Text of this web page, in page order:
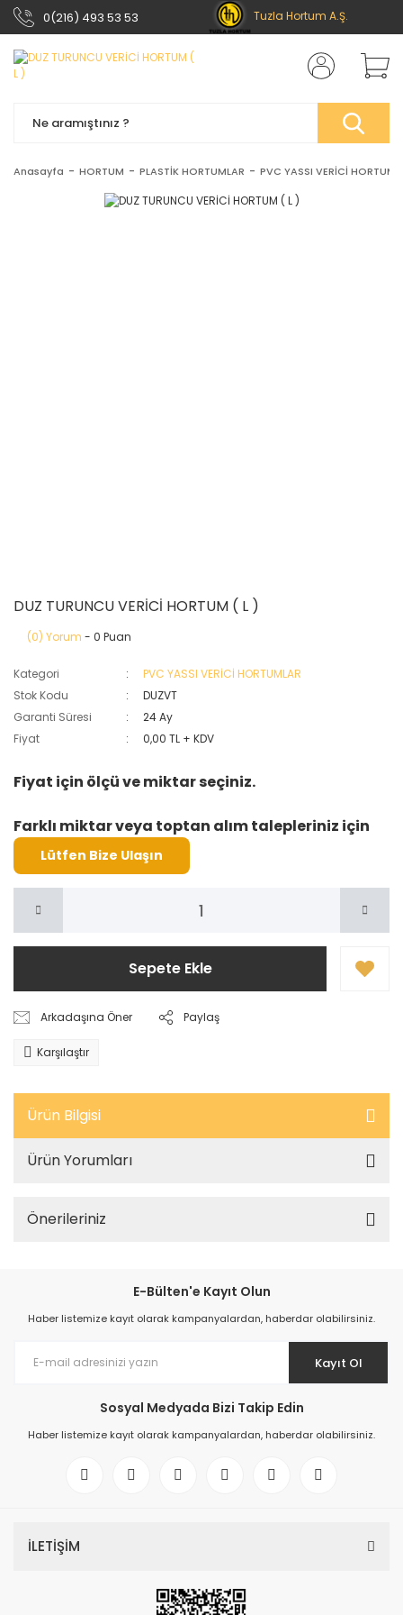
0(216) 493 53 53 Tuzla Hortum A.Ş.
Anasayfa HORTUM PLASTİK HORTUMLAR PVC YASSI VERİCİ
DUZ TURUNCU VERİCİ HORTUM ( L )
(0) Yorum - 0 Puan
Kategori
PVC YASSI VERİCİ HORTUMLAR
Stok Kodu
DUZVT
Garanti Süresi
24 Ay
Fiyat
0,00 TL + KDV
Fiyat için ölçü ve miktar seçiniz.
Farklı miktar veya toptan alım talepleriniz için
Lütfen Bize Ulaşın
Sepete Ekle
Arkadaşına Öner Paylaş
Karşılaştır
Ürün Bilgisi
Ürün Yorumları
Önerileriniz
E-Bülten'e Kayıt Olun
Haber listemize kayıt olarak kampanyalardan, haberdar olabilirsiniz.
Kayıt Ol
Sosyal Medyada Bizi Takip Edin
Haber listemize kayıt olarak kampanyalardan, haberdar olabilirsiniz.
İLETİŞİM